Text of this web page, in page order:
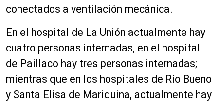
conectados a ventilación mecánica.
En el hospital de La Unión actualmente hay
cuatro personas internadas, en el hospital
de Paillaco hay tres personas internadas;
mientras que en los hospitales de Río Bueno
y Santa Elisa de Mariquina, actualmente hay